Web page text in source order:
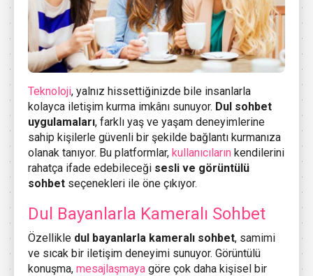
Teknoloji, yalnız hissettiğinizde bile insanlarla
kolayca iletişim kurma imkânı sunuyor. Dul sohbet
uygulamaları, farklı yaş ve yaşam deneyimlerine
sahip kişilerle güvenli bir şekilde bağlantı kurmanıza
olanak tanıyor. Bu platformlar, kullanıcıların kendilerini
rahatça ifade edebileceği sesli ve görüntülü
sohbet seçenekleri ile öne çıkıyor.
Dul Bayanlarla Kameralı Sohbet
Özellikle dul bayanlarla kameralı sohbet, samimi
ve sıcak bir iletişim deneyimi sunuyor. Görüntülü
konuşma, mesajlaşmaya göre çok daha kişisel bir